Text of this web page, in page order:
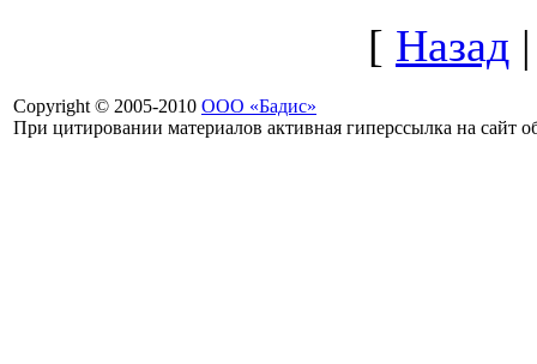
[ Назад
Copyright © 2005-2010 ООО «Бадис»
При цитировании материалов активная гиперссылка на сайт